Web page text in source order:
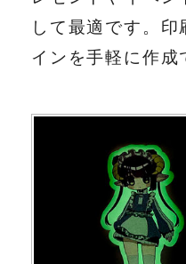
して最適です。
インを手軽に作成